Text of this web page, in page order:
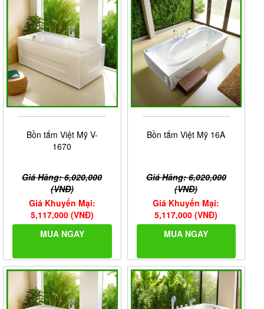
Bồn tắm Việt Mỹ V-
1670
Giá Hãng: 6,020,000
(VNĐ)
Giá Khuyến Mại:
5,117,000 (VNĐ)
MUA NGAY
Bồn tắm Việt Mỹ 16A
Giá Hãng: 6,020,000
(VNĐ)
Giá Khuyến Mại:
5,117,000 (VNĐ)
MUA NGAY